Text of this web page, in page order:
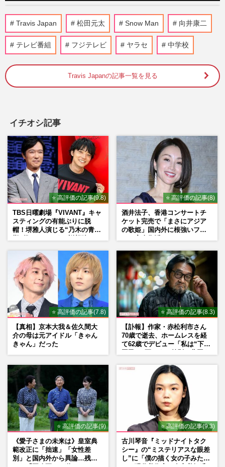
『Travis Japan』松田元太、
『King&Prince』高橋海人の代役に「1日
で覚えたの?」律儀な“天才肌”ニュース…
週刊女性PRIME 2025/9/2
Travis Japanの松田元太、憧れの北川景子
と生共演して終始“デレ”でもファンは「幸
山下智久は映画が白紙、松本潤はドラマが
頓挫…フジテレビ中居問題がもたらす“脱
ジャニ”ドミノ「完全なも…
週刊女性PRIME 2025/6/12
菊池風磨・松田元太の“体調不良告白”に心
配が殺到「働かせすぎ」「休ませて」多忙
すぎるSTARTO社の“看板…
週刊女性PRIME 2025/5/21
ドラマ『人事の人見』出演中の鈴木保奈美
が愛用する、MEGUMIも勧める「プラス
２・５度の腹巻き」の効能とお…
週刊女性2025年6月3日号 2025/5/20
Travis Japan 松田元太 Snow Man 向井康二
テレビ番組 フジテレビ ヤラセ 中学校
Travis Japanの記事一覧を見る
イチオシ記事
⭐ 高評価の記事(9.8)
TBS日曜劇場『VIVANT』キャ
スティングの有能ぶりに脱
帽！堺雅人演じる“乃木の青年
マン長男・櫻井海音だった
⭐ 高評価の記事(8)
酒井法子、香港コンサートチ
ケット完売で「まさにアジア
の歌姫」国内外に根強いファ
⭐ 高評価の記事(7.8)
【真相】京本大我＆佐久間大
介の母は元アイドル「きゃん
きゃん」だった
⭐ 高評価の記事(8.3)
【訃報】作家・赤松利市さん
70歳で逝去、ホームレスを経
て62歳でデビュー「私は“下級
⭐ 高評価の記事(9)
《愛子さまの未来は》皇室典
範改正に「拙速」「女性差
別」と国内外から異論…残さ
⭐ 高評価の記事(9.3)
古川琴音『ミッドナイトタク
シー』の“ミステリアスな眼差
し”に「僕の描く女の子みた